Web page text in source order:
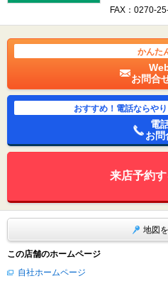
FAX：0270-
かんた
お問合
おすすめ！電話ならや
電
お問
来店予約
地図
この店舗のホームページ
自社ホームページ